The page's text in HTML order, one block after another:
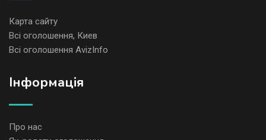
Карта сайту
Всі оголошення, Киев
Всі оголошення AvizInfo
Iнформація
Про нас